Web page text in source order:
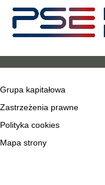
Grupa kapitałowa
Zastrzeżenia prawne
Polityka cookies
Mapa strony